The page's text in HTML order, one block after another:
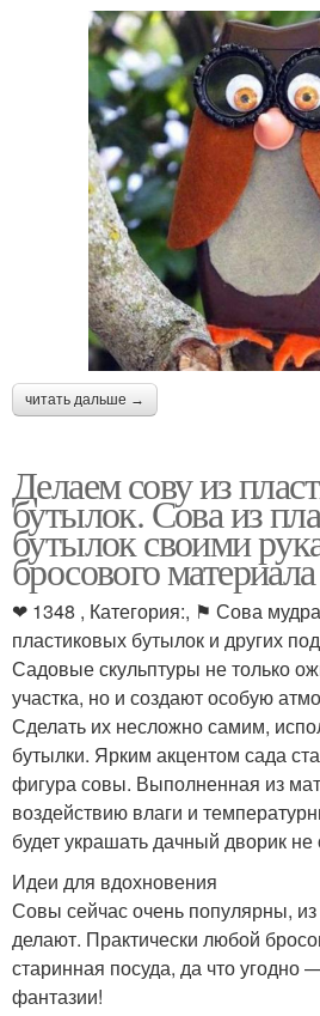
читать дальше →
Делаем сову из
бутылок. Сова из
бутылок своими
бросового материала
❤ 1348 , Категория:, ⚑ Сова
пластиковых бутылок и других
Садовые скульптуры не только
участка, но и создают особую
Сделать их несложно самим,
бутылки. Ярким акцентом сада
фигура совы. Выполненная из
воздействию влаги и
будет украшать дачный дворик не
Идеи для вдохновения
Совы сейчас очень популярны, из
делают. Практически любой
старинная посуда, да что угодно
фантазии!